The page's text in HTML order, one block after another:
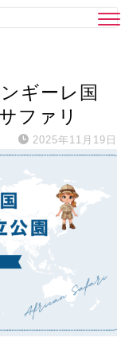
ギーレ国
ファリ
2025年11月19日